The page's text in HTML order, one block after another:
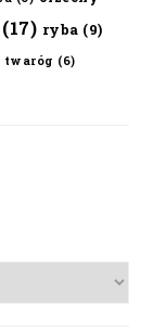
(17) ryba (9)
twaróg (6)